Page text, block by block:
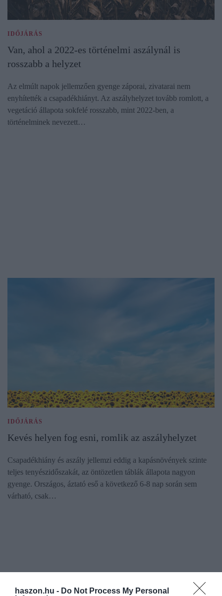
haszon.hu - Do Not Process My Personal
IDŐJÁRÁS
Van, ahol a 2022-es történelmi aszálynál is
rosszabb a helyzet
Az elmúlt napok jellemzően gyenge záporai, zivatarai nem
enyhítették a csapadékhiányt. Az aszályhelyzet tovább romlott, a
vegetáció állapota sokfelé rosszabb, mint 2022-ben, a
történelminek nevezett…
IDŐJÁRÁS
Kevés helyen fog esni, romlik az aszályhelyzet
Csapadékhiány és aszály jellemzi eddig a kapásnövények szinte
teljes tenyészidőszakát, az öntözetlen táblák állapota nagyon
gyenge. Országos, áztató eső a következő 6-8 nap során sem
várható, csak…